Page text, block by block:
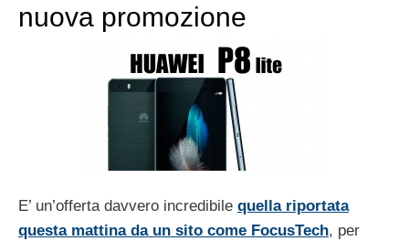
nuova promozione
E’ un’offerta davvero incredibile quella riportata
questa mattina da un sito come FocusTech, per